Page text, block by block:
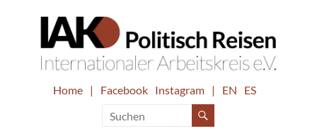
IAK.
Internationaler
Home | Facebook Instagram | EN ES